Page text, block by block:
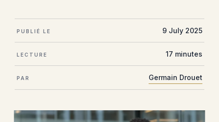
PUBLIÉ LE 9 July 2025
LECTURE 17 minutes
PAR Germain Drouet